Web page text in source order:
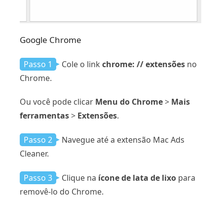
Google Chrome
Passo 1 Cole o link chrome: // extensões no
Chrome.
Ou você pode clicar Menu do Chrome> Mais
ferramentas> Extensões.
Passo 2
Navegue até a extensão Mac Ads
Cleaner.
Passo 3 Clique na ícone de lata de lixo para
removê-lo do Chrome.